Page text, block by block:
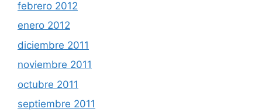
febrero 2012
enero 2012
diciembre 2011
noviembre 2011
octubre 2011
septiembre 2011